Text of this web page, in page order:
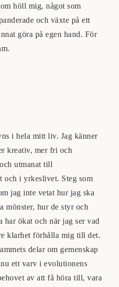
höll mig, något som
och växte på ett
göra på egen hand. För
i hela mitt liv. Jag känner
kreativ, mer fri och
utmanat till
och i yrkeslivet. Steg som
jag inte vetat hur jag ska
mönster, hur de styr och
har ökat och när jag ser vad
klarhet förhålla mig till det.
delar om gemenskap
ett varv i evolutionens
av att få höra till, vara